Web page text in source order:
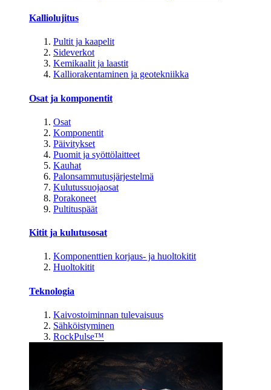
Kalliolujitus
Pultit ja kaapelit
Sideverkot
Kemikaalit ja laastit
Kalliorakentaminen ja geotekniikka
Osat ja komponentit
Osat
Komponentit
Päivitykset
Puomit ja syöttölaitteet
Kauhat
Palonsammutusjärjestelmä
Kulutussuojaosat
Porakoneet
Pultituspäät
Kitit ja kulutusosat
Komponenttien korjaus- ja huoltokitit
Huoltokitit
Teknologia
Kaivostoiminnan tulevaisuus
Sähköistyminen
RockPulse™